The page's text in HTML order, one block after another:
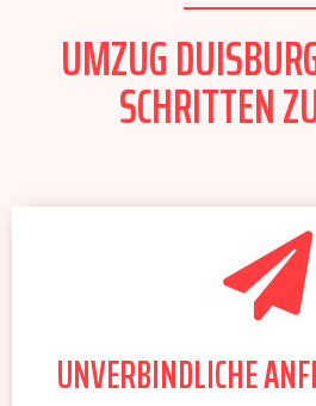
UMZUG
SCHRITTEN
UNVERBINDLICHE